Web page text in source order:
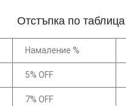
Отстъпка по таблица
Намаление %
5% OFF
7% OFF